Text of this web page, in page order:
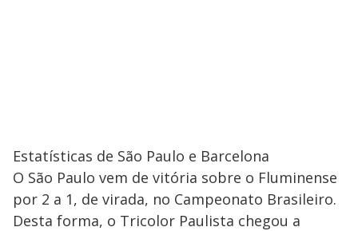
Estatísticas de São Paulo e Barcelona
O São Paulo vem de vitória sobre o Fluminense
por 2 a 1, de virada, no Campeonato Brasileiro.
Desta forma, o Tricolor Paulista chegou a